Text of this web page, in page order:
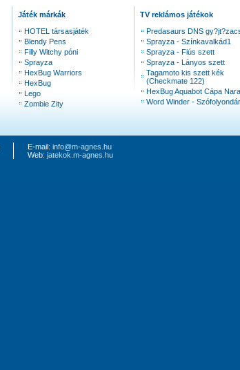
Játék márkák
HOTEL társasjáték
Blendy Pens
Filly Witchy póni
Sprayza
HexBug Warriors
HexBug
Lego
Zombie Zity
TV reklámos játékok
Predasaurs DNS
Sprayza - Színkavalkád1
Sprayza - Fiús szett
Sprayza - Lányos szett
Tagamoto kis szett kék
(Checkmate 122)
HexBug Aquabot Cápa
Word Winder - Szófolyondár
E-mail: info@m-agnes.hu
Web: jatekok.m-agnes.hu